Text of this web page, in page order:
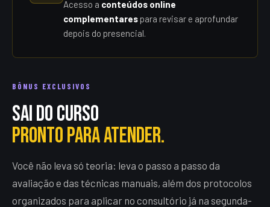
Acesso a conteúdos online
complementares para revisar e aprofundar
depois do presencial.
BÔNUS EXCLUSIVOS
Sai do curso
pronto para atender.
Você não leva só teoria: leva o passo a passo da
avaliação e das técnicas manuais, além dos protocolos
organizados para aplicar no consultório já na segunda-